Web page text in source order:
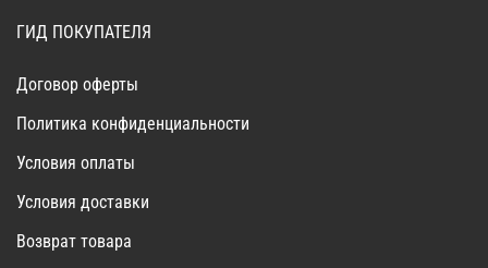
ГИД ПОКУПАТЕЛЯ
Договор оферты
Политика конфиденциальности
Условия оплаты
Условия доставки
Возврат товара